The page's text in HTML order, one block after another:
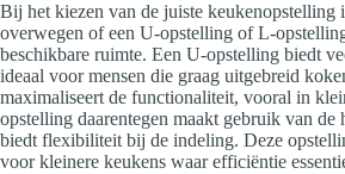
Bij het kiezen van de juiste keukenopstelling
overwegen of een U-opstelling of L-
beschikbare ruimte. Een U-opstelling biedt
ideaal voor mensen die graag uitgebreid
maximaliseert de functionaliteit, vooral in
opstelling daarentegen maakt gebruik van de
biedt flexibiliteit bij de indeling. Deze
voor kleinere keukens waar efficiëntie